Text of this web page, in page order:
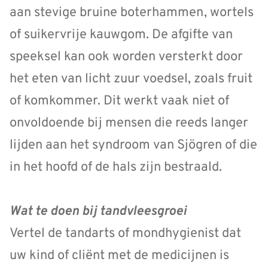
aan stevige bruine boterhammen, wortels
of suikervrije kauwgom. De afgifte van
speeksel kan ook worden versterkt door
het eten van licht zuur voedsel, zoals fruit
of komkommer. Dit werkt vaak niet of
onvoldoende bij mensen die reeds langer
lijden aan het syndroom van Sjögren of die
in het hoofd of de hals zijn bestraald.
Wat te doen bij tandvleesgroei
Vertel de tandarts of mondhygienist dat
uw kind of cliënt met de medicijnen is